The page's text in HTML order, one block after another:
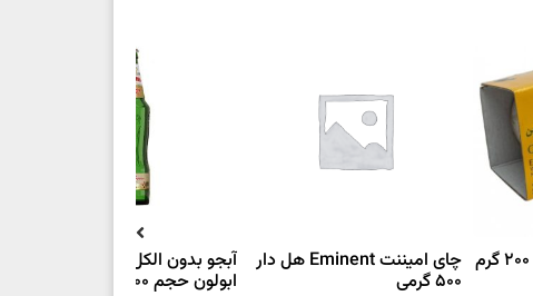
چای امیننت Eminent هل دار
500 گرمی
آبجو بدون الکل اصل اوکراین
ابولون حجم ۵۰۰ میلی لیتر